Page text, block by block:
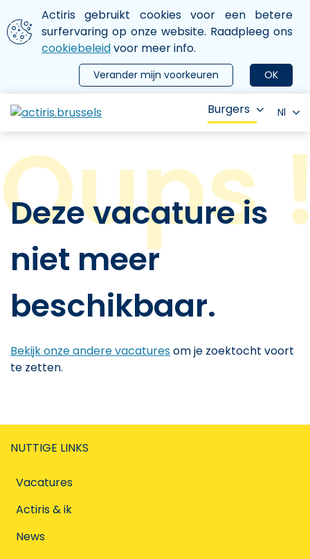
Aller au contenu principal
We gebruiken cookies
Actiris gebruikt cookies voor een betere
surfervaring op onze website. Raadpleeg ons
cookiebeleidvoor meer info.
OK
Verander mijn voorkeuren
le menu
Burgers Nl
Deze vacature is
niet meer
beschikbaar.
Bekijk onze andere vacaturesom je zoektocht voort
te zetten.
NUTTIGE LINKS
Vacatures
Actiris & ik
News